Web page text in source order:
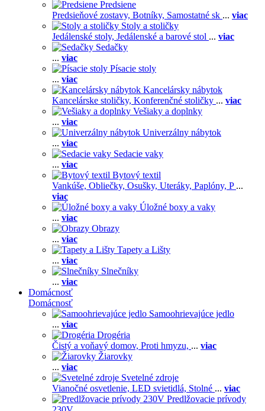
Predsiene
Predsieňové zostavy, Botníky, Samostatné sk ... viac
Stoly a stoličky
Jedálenské stoly, Jedálenské a barové stol ... viac
Sedačky
... viac
Písacie stoly
... viac
Kancelársky nábytok
Kancelárske stoličky, Konferenčné stoličky ... viac
Vešiaky a doplnky
... viac
Univerzálny nábytok
... viac
Sedacie vaky
... viac
Bytový textil
Vankúše, Obliečky, Osušky, Uteráky, Paplóny, P ...
viac
Úložné boxy a vaky
... viac
Obrazy
... viac
Tapety a Lišty
... viac
Slnečníky
... viac
Domácnosť
Domácnosť
Samoohrievajúce jedlo
... viac
Drogéria
Čistý a voňavý domov, Proti hmyzu, ... viac
Žiarovky
... viac
Svetelné zdroje
Vianočné osvetlenie, LED svietidlá, Stolné ... viac
Predlžovacie prívody